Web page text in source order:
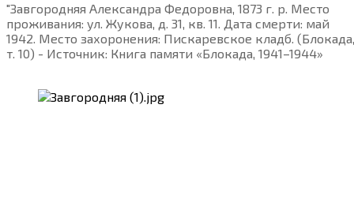
"Завгородняя Александра Федоровна, 1873 г. р. Место
проживания: ул. Жукова, д. 31, кв. 11. Дата смерти: май
1942. Место захоронения: Пискаревское кладб. (Блокада,
т. 10) - Источник: Книга памяти «Блокада, 1941–1944»